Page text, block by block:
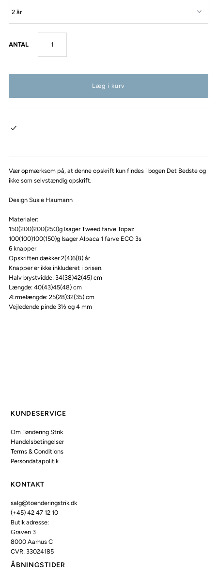
ANTAL
Vær opmærksom på, at denne opskrift kun findes i bogen Det Bedste og
ikke som selvstændig opskrift.
Design Susie Haumann
Materialer:
150(200)200(250)g Isager Tweed farve Topaz
100(100)100(150)g Isager Alpaca 1 farve ECO 3s
6 knapper
Opskriften dækker 2(4)6(8) år
Knapper er ikke inkluderet i prisen.
Halv brystvidde: 34(38)42(45) cm
Længde: 40(43)45(48) cm
Ærmelængde: 25(28)32(35) cm
Vejledende pinde 3½ og 4 mm
KUNDESERVICE
Om Tøndering Strik
Handelsbetingelser
Terms & Conditions
Persondatapolitik
KONTAKT
salg@toenderingstrik.dk
(+45) 42 47 12 10
Butik adresse:
Graven 3
8000 Aarhus C
CVR: 33024185
ÅBNINGSTIDER